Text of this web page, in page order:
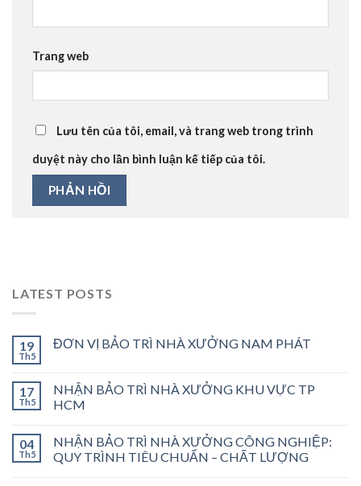
Trang web
Lưu tên của tôi, email, và trang web trong trình
duyệt này cho lần bình luận kế tiếp của tôi.
LATEST POSTS
19
Th5
ĐƠN VỊ BẢO TRÌ NHÀ XƯỞNG NAM PHÁT
17
Th5
NHẬN BẢO TRÌ NHÀ XƯỞNG KHU VỰC TP
HCM
04
Th5
NHẬN BẢO TRÌ NHÀ XƯỞNG CÔNG NGHIỆP:
QUY TRÌNH TIÊU CHUẨN – CHẤT LƯỢNG